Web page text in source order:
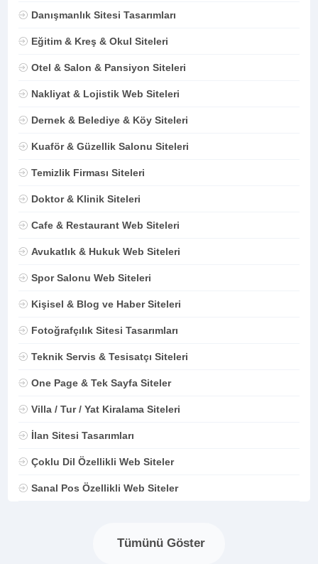
Danışmanlık Sitesi Tasarımları
Eğitim & Kreş & Okul Siteleri
Otel & Salon & Pansiyon Siteleri
Nakliyat & Lojistik Web Siteleri
Dernek & Belediye & Köy Siteleri
Kuaför & Güzellik Salonu Siteleri
Temizlik Firması Siteleri
Doktor & Klinik Siteleri
Cafe & Restaurant Web Siteleri
Avukatlık & Hukuk Web Siteleri
Spor Salonu Web Siteleri
Kişisel & Blog ve Haber Siteleri
Fotoğrafçılık Sitesi Tasarımları
Teknik Servis & Tesisatçı Siteleri
One Page & Tek Sayfa Siteler
Villa / Tur / Yat Kiralama Siteleri
İlan Sitesi Tasarımları
Çoklu Dil Özellikli Web Siteler
Sanal Pos Özellikli Web Siteler
Tümünü Göster